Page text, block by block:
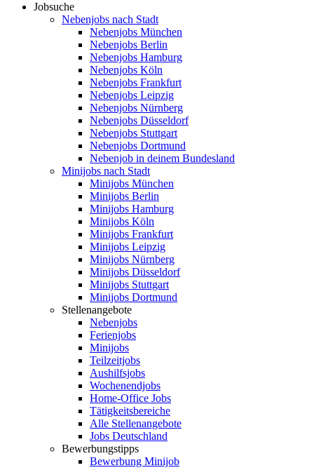
Jobsuche
Nebenjobs nach Stadt
Nebenjobs München
Nebenjobs Berlin
Nebenjobs Hamburg
Nebenjobs Köln
Nebenjobs Frankfurt
Nebenjobs Leipzig
Nebenjobs Nürnberg
Nebenjobs Düsseldorf
Nebenjobs Stuttgart
Nebenjobs Dortmund
Nebenjob in deinem Bundesland
Minijobs nach Stadt
Minijobs München
Minijobs Berlin
Minijobs Hamburg
Minijobs Köln
Minijobs Frankfurt
Minijobs Leipzig
Minijobs Nürnberg
Minijobs Düsseldorf
Minijobs Stuttgart
Minijobs Dortmund
Stellenangebote
Nebenjobs
Ferienjobs
Minijobs
Teilzeitjobs
Aushilfsjobs
Wochenendjobs
Home-Office Jobs
Tätigkeitsbereiche
Alle Stellenangebote
Jobs Deutschland
Bewerbungstipps
Bewerbung Minijob